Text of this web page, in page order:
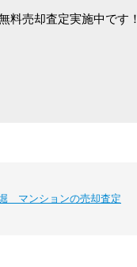
料売却査定実施中です！
マンションの売却査定